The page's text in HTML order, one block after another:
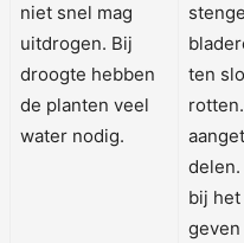
niet snel mag
uitdrogen. Bij
droogte hebben
de planten veel
water nodig.
ten
bij